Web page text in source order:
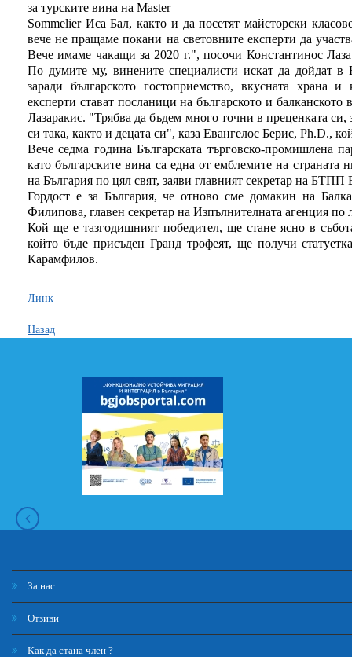
за турските вина на Master
Sommelier Иса Бал, както и да посетят майсторски
вече не пращаме покани на световните експерти да
Вече имаме чакащи за 2020 г.", посочи Константинос
По думите му, винените специалисти искат да дойдат в
заради българското гостоприемство, вкусната храна
експерти стават посланици на българското и
Лазаракис. "Трябва да бъдем много точни в преценката
си така, както и децата си", каза Евангелос Берис, Ph.D.,
Вече седма година Българската търговско-промишлена
като българските вина са една от емблемите на страната
на България по цял свят, заяви главният секретар на БТПП
Гордост е за България, че отново сме домакин на
Филипова, главен секретар на Изпълнителната агенция по
Кой ще е тазгодишният победител, ще стане ясно в
който бъде присъден Гранд трофеят, ще получи
Карамфилов.
Линк
Назад
За нас
Отзиви
Как да стана член ?